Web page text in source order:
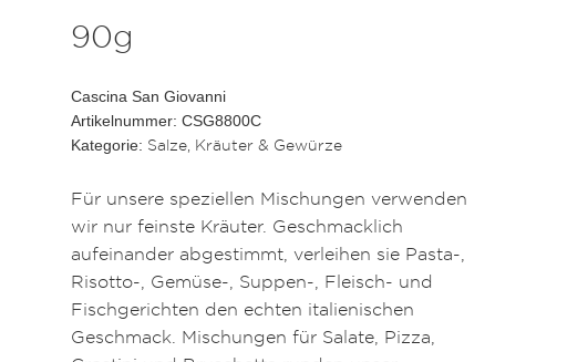
90g
Cascina San Giovanni
Artikelnummer: CSG8800C
Kategorie: Salze, Kräuter & Gewürze
Für unsere speziellen Mischungen verwenden
wir nur feinste Kräuter. Geschmacklich
aufeinander abgestimmt, verleihen sie Pasta-,
Risotto-, Gemüse-, Suppen-, Fleisch- und
Fischgerichten den echten italienischen
Geschmack. Mischungen für Salate, Pizza,